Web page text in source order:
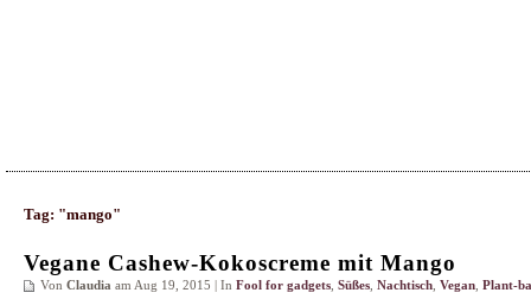
Tag: "mango"
Vegane Cashew-Kokoscreme mit Mango
Von Claudia am Aug 19, 2015 | In Fool for gadgets Süßes Nachtisch Vegan Plant-